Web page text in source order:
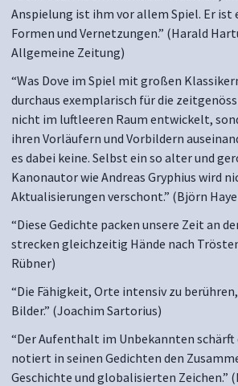
Anspielung ist ihm vor allem Spiel. Er ist
Formen und Vernetzungen.” (Harald
Allgemeine Zeitung)
“Was Dove im Spiel mit großen
durchaus exemplarisch für die
nicht im luftleeren Raum entwickelt,
ihren Vorläufern und Vorbildern
es dabei keine. Selbst ein so alter und
Kanonautor wie Andreas Gryphius wird
Aktualisierungen verschont.” (Björn
“Diese Gedichte packen unsere Zeit an
strecken gleichzeitig Hände nach
Rübner)
“Die Fähigkeit, Orte intensiv zu
Bilder.” (Joachim Sartorius)
“Der Aufenthalt im Unbekannten schärft
notiert in seinen Gedichten den
Geschichte und globalisierten Zeichen.”